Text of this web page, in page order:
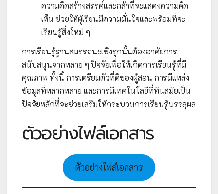
ความคิดสร้างสรรค์และกล้าที่จะแสดงความคิด
เห็น ช่วยให้ผู้เรียนมีความมั่นใจและพร้อมที่จะ
เรียนรู้สิ่งใหม่ ๆ
การเรียนรู้ฐานสมรรถนะเชิงรุกนั้นต้องอาศัยการ
สนับสนุนจากหลาย ๆ ปัจจัยเพื่อให้เกิดการเรียนรู้ที่มี
คุณภาพ ทั้งนี้ การเตรียมตัวที่ดีของผู้สอน การมีแหล่ง
ข้อมูลที่หลากหลาย และการมีเทคโนโลยีที่ทันสมัยเป็น
ปัจจัยหลักที่จะช่วยเสริมให้กระบวนการเรียนรู้บรรลุผล
ตัวอย่างไฟล์เอกสาร
ตัวอย่างไฟล์เอกสาร